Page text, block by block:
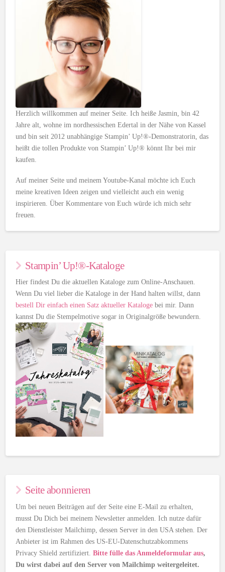
Herzlich willkommen auf meiner Seite. Ich heiße Jasmin, bin 42
Jahre alt, wohne im nordhessischen Edertal in der Nähe von Kassel
und bin seit 2012 unabhängige Stampin’ Up!®-Demonstratorin, das
heißt die tollen Produkte von Stampin’ Up!® könnt Ihr bei mir
kaufen.
Auf meiner Seite und meinem Youtube-Kanal möchte ich Euch
meine kreativen Ideen zeigen und vielleicht auch ein wenig
inspirieren. Über Kommentare von Euch würde ich mich sehr
freuen.
Stampin’ Up!®-Kataloge
Hier findest Du die aktuellen Kataloge zum Online-Anschauen.
Wenn Du viel lieber die Kataloge in der Hand halten willst, dann
bestell Dir einfach einen Satz aktueller Kataloge bei mir. Dann
kannst Du die Stempelmotive sogar in Originalgröße bewundern.
Seite abonnieren
Um bei neuen Beiträgen auf der Seite eine E-Mail zu erhalten,
musst Du Dich bei meinem Newsletter anmelden. Ich nutze dafür
den Dienstleister Mailchimp, dessen Server in den USA stehen. Der
Anbieter ist im Rahmen des US-EU-Datenschutzabkommens
Privacy Shield zertifiziert.Bitte fülle das Anmeldeformular aus,
Du wirst dabei auf den Server von Mailchimp weitergeleitet.